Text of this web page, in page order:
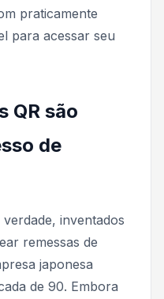
praticamente
para acessar seu
QR são
de
inventados
remessas de
japonesa
de 90. Embora